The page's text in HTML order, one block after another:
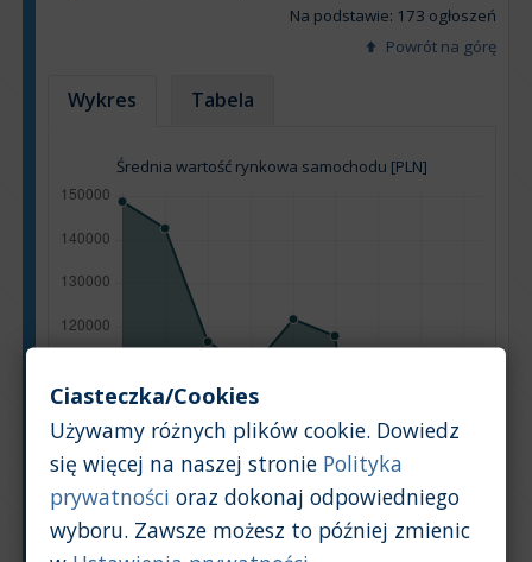
Na podstawie: 173 ogłoszeń
Powrót na górę
Wykres Tabela
Średnia wartość rynkowa samochodu [PLN]
Ciasteczka/Cookies
Używamy różnych plików cookie. Dowiedz
się więcej na naszej stronie Polityka
prywatności oraz dokonaj odpowiedniego
wyboru. Zawsze możesz to później zmienic